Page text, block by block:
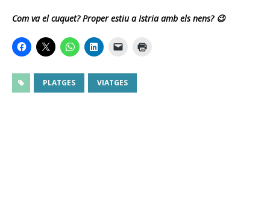
Com va el cuquet? Proper estiu a Istria amb els nens? 😉
PLATGES VIATGES